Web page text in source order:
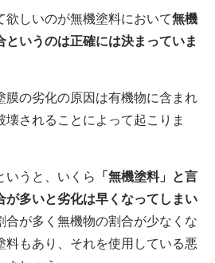
欲しいのが無機塗料において無機
いうのは正確には決まっていま
膜の劣化の原因は有機物に含まれ
壊されることによって起こりま
いうと、いくら
「無機塗料」と言
が多いと劣化は早くなってしまい
合が多く無機物の割合が少なくな
料もあり、それを使用している悪